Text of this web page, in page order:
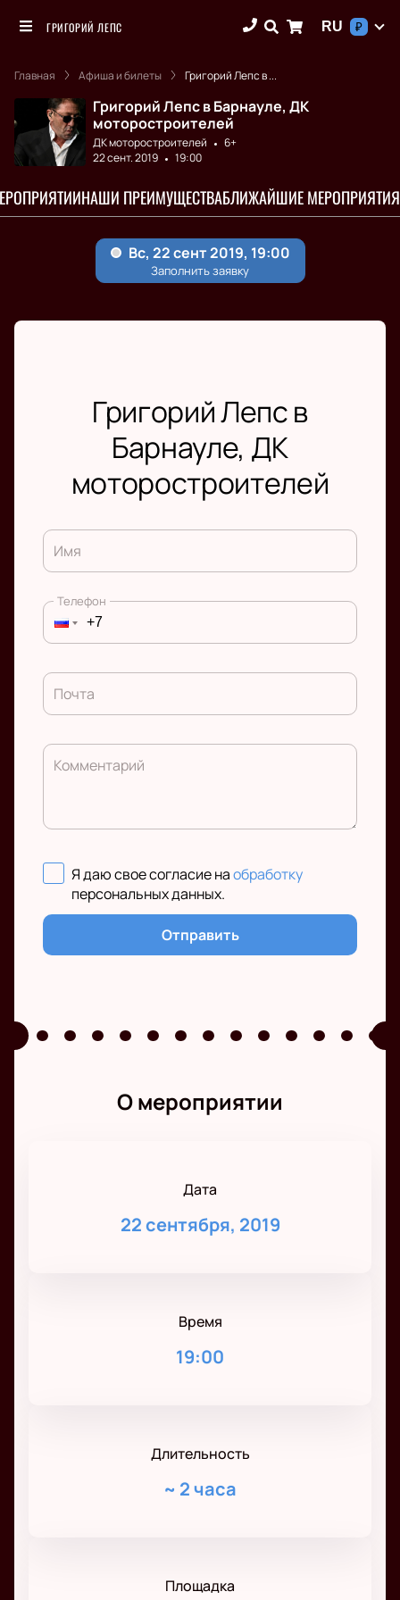
ГРИГОРИЙ ЛЕПС RU ₽
Главная Афиша и билеты Григорий Лепс в ...
Григорий Лепс в Барнауле, ДК
моторостроителей
ДК моторостроителей
6+
22 сент. 2019
19:00
НАШИ ПРЕИМУЩЕСТВАБЛИЖАЙШИЕ МЕРОПРИЯТИЯ
Григорий Лепс в
Барнауле, ДК
моторостроителей
Имя
Телефон
Почта
Комментарий
Я даю свое согласие наобработку
персональных данных.
Отправить
О мероприятии
Дата
22 сентября, 2019
Время
19:00
Длительность
~ 2 часа
Площадка